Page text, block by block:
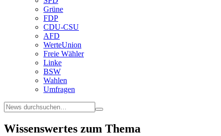
Grüne
FDP
CDU-CSU
AFD
WerteUnion
Freie Wähler
Linke
BSW
Wahlen
Umfragen
Wissenswertes zum Thema